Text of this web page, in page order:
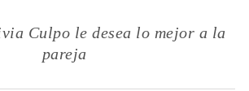
Culpo le desea lo mejor a la
pareja